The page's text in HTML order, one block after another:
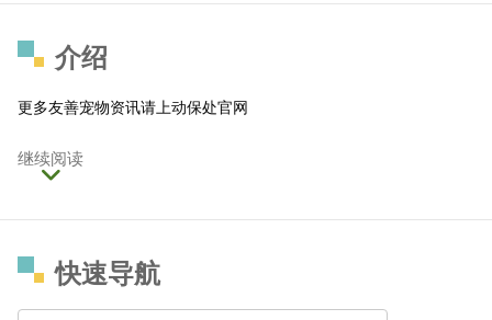
介绍
更多友善宠物资讯请上动保处官网
继续阅读
快速导航